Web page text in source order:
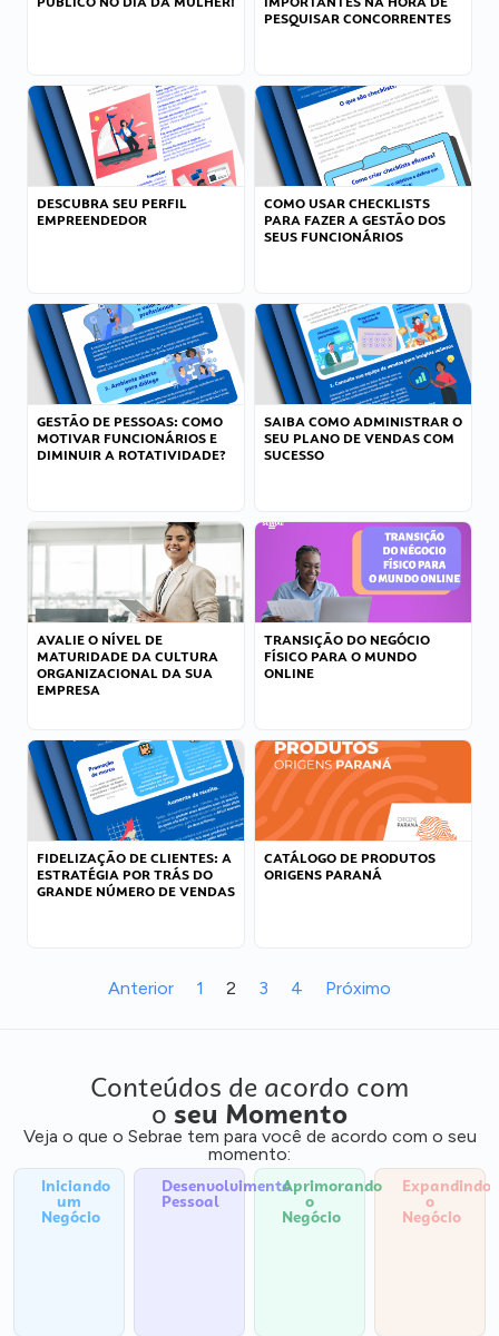
PESQUISAR CONCORRENTES
DESCUBRA SEU PERFIL
EMPREENDEDOR
COMO USAR CHECKLISTS
PARA FAZER A GESTÃO DOS
SEUS FUNCIONÁRIOS
GESTÃO DE PESSOAS: COMO
MOTIVAR FUNCIONÁRIOS E
DIMINUIR A ROTATIVIDADE?
SAIBA COMO ADMINISTRAR O
SEU PLANO DE VENDAS COM
SUCESSO
AVALIE O NÍVEL DE
MATURIDADE DA CULTURA
ORGANIZACIONAL DA SUA
EMPRESA
TRANSIÇÃO DO NEGÓCIO
FÍSICO PARA O MUNDO
ONLINE
FIDELIZAÇÃO DE CLIENTES: A
ESTRATÉGIA POR TRÁS DO
GRANDE NÚMERO DE VENDAS
CATÁLOGO DE PRODUTOS
ORIGENS PARANÁ
Anterior 1 2 3 4 Próximo
Conteúdos de acordo com
o seu Momento
Veja o que o Sebrae tem para você de acordo com o seu
momento:
Iniciando
um
Negócio
Desenvolvimento
Pessoal
Aprimorando
o
Negócio
Expandindo
o
Negócio